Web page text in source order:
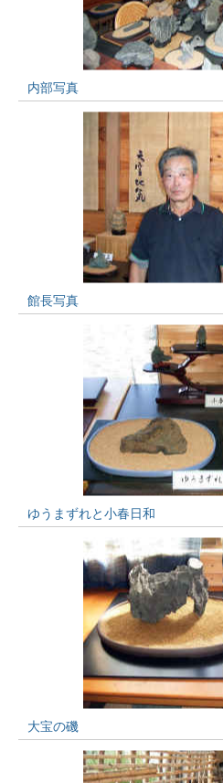
内部写真
館長写真
ゆうまずれと小春日和
大宝の磯